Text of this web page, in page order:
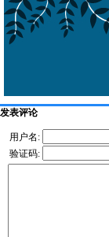
发表评论
用户名:
验证码: